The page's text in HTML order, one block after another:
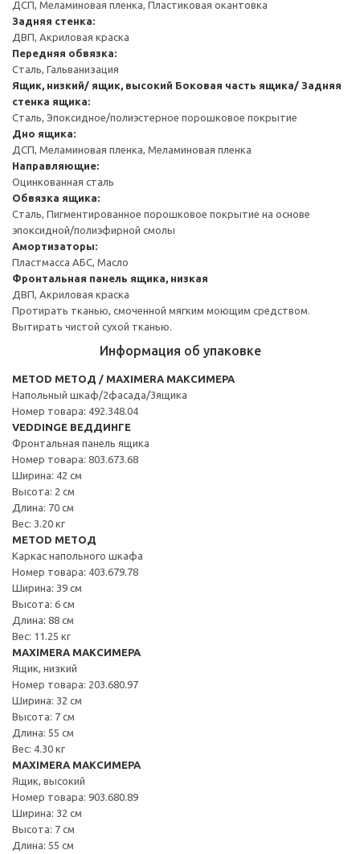
ДСП, Меламиновая пленка, Пластиковая окантовка
Задняя стенка:
ДВП, Акриловая краска
Передняя обвязка:
Сталь, Гальванизация
Ящик, низкий/ ящик, высокий Боковая часть ящика/ Задняя
стенка ящика:
Сталь, Эпоксидное/полиэстерное порошковое покрытие
Дно ящика:
ДСП, Меламиновая пленка, Меламиновая пленка
Направляющие:
Оцинкованная сталь
Обвязка ящика:
Сталь, Пигментированное порошковое покрытие на основе
эпоксидной/полиэфирной смолы
Амортизаторы:
Пластмасса АБС, Масло
Фронтальная панель ящика, низкая
ДВП, Акриловая краска
Протирать тканью, смоченной мягким моющим средством.
Вытирать чистой сухой тканью.
Информация об упаковке
METOD МЕТОД / MAXIMERA МАКСИМЕРА
Напольный шкаф/2фасада/3ящика
Номер товара: 492.348.04
VEDDINGE ВЕДДИНГЕ
Фронтальная панель ящика
Номер товара: 803.673.68
Ширина: 42 см
Высота: 2 см
Длина: 70 см
Вес: 3.20 кг
METOD МЕТОД
Каркас напольного шкафа
Номер товара: 403.679.78
Ширина: 39 см
Высота: 6 см
Длина: 88 см
Вес: 11.25 кг
MAXIMERA МАКСИМЕРА
Ящик, низкий
Номер товара: 203.680.97
Ширина: 32 см
Высота: 7 см
Длина: 55 см
Вес: 4.30 кг
MAXIMERA МАКСИМЕРА
Ящик, высокий
Номер товара: 903.680.89
Ширина: 32 см
Высота: 7 см
Длина: 55 см